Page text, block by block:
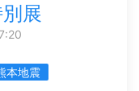
展
本地震